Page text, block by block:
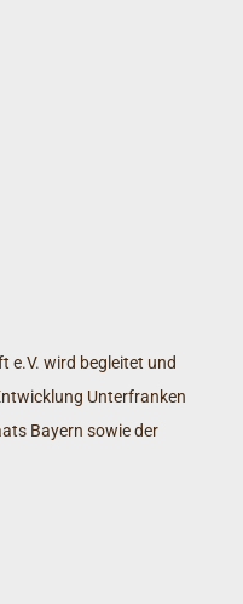
e.V. wird begleitet und
Unterfranken
Bayern sowie der